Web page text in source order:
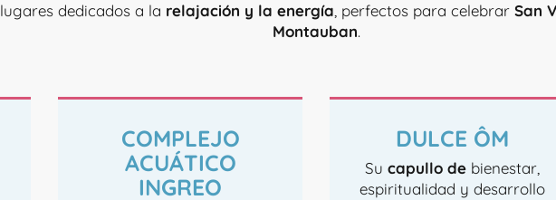
lugares dedicados a la relajación y la energía , perfectos para celebrar San
Montauban.
COMPLEJO
ACUÁTICO
INGREO
DULCE ÔM
Su capullo debienestar,
espiritualidad y desarrollo